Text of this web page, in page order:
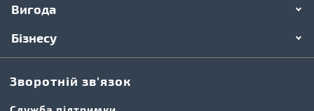
Вигода
Бізнесу
Зворотній зв'язок